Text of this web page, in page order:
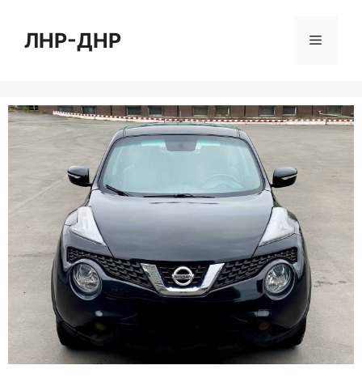
содержимому
ЛНР-ДНР Меню